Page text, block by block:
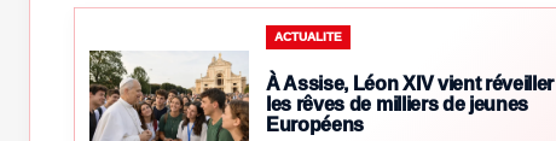
ACTUALITE
À Assise, Léon XIV vient réveiller
les rêves de milliers de jeunes
Européens